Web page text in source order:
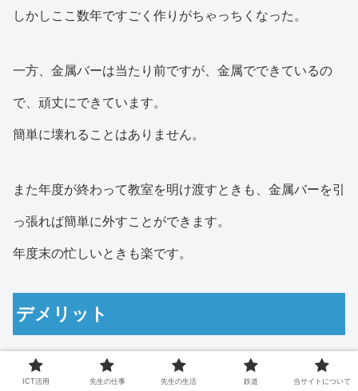
しかしここ数年ですごく作りがちゃっちくなった。
一方、金属バーは当たり前ですが、金属でできているの
で、頑丈にできています。
簡単に壊れることはありません。
また年度が終わって教室を明け渡すときも、金属バーを引
っ張れば簡単に外すことができます。
年度末の忙しいときも楽です。
デメリット
4月に改造作業に時間がかかる
ICT活用 先生の仕事 先生の生活 鉄道 当サイトについて